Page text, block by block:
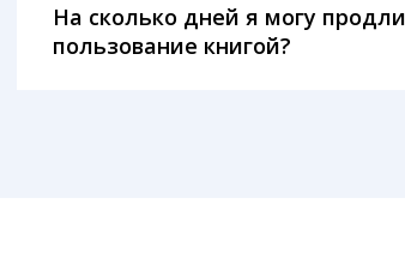
На сколько дней я могу
пользование книгой?